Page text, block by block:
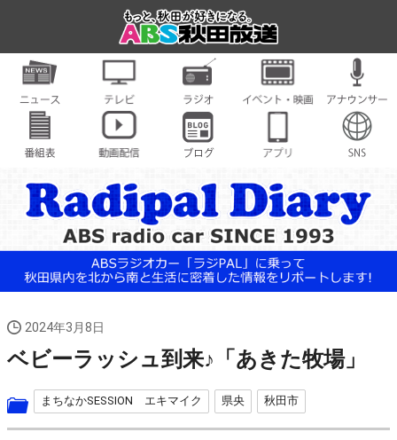
2024年3月8日
ベビーラッシュ到来♪「あきた牧場」
まちなかSESSION エキマイク 県央 秋田市